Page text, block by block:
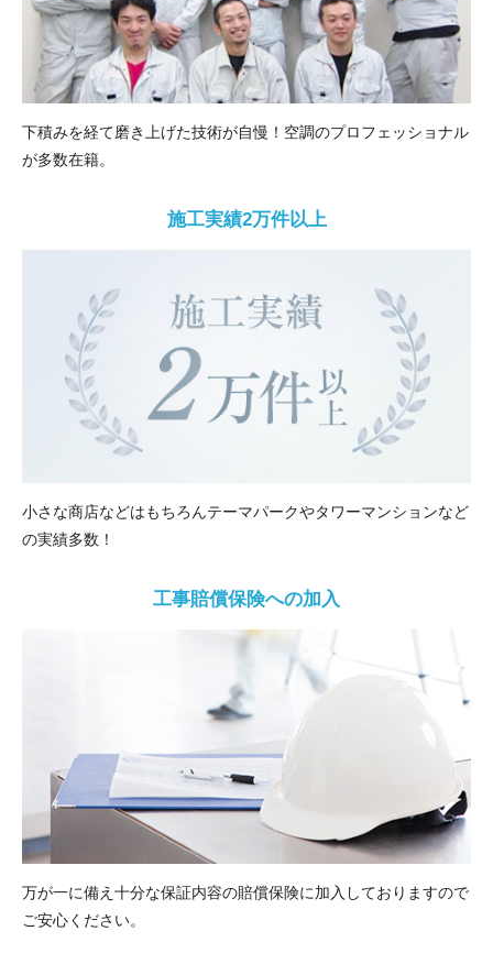
下積みを経て磨き上げた技術が自慢！空調のプロフェッショナル
が多数在籍。
施工実績2万件以上
小さな商店などはもちろんテーマパークやタワーマンションなど
の実績多数！
工事賠償保険への加入
万が一に備え十分な保証内容の賠償保険に加入しておりますので
ご安心ください。